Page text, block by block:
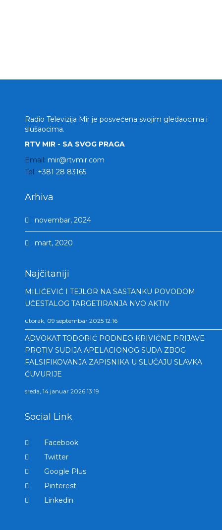
Radio Televizija Mir je posvećena svojim gledaocima i
slušaocima.
RTV MIR - SA SVOG PRAGA
Email: mir@rtvmir.com
Tel: +381 28 83165
Arhiva
novembar, 2024
mart, 2020
Najčitaniji
MILIĆEVIĆ I TEJLOR NA SASTANKU POVODOM
UČESTALOG TARGETIRANJA NVO AKTIV
utorak, 09 septembar 2025 12:16
ADVOKAT TODORIĆ PODNEO KRIVIČNE PRIJAVE
PROTIV SUDIJA APELACIONOG SUDA ZBOG
FALSIFIKOVANJA ZAPISNIKA U SLUČAJU SLAVKA
ĆUVURIJE
sreda, 14 januar 2026 13:19
Social Link
Facebook
Twitter
Google Plus
Pinterest
Linkedin